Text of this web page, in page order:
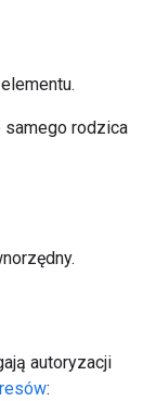
samego rodzica
autoryzacji
: